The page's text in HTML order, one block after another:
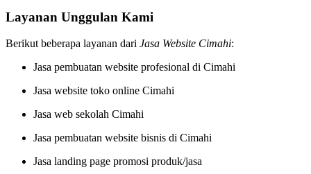
Layanan Unggulan Kami
Berikut beberapa layanan dari Jasa Website Cimahi:
Jasa pembuatan website profesional di Cimahi
Jasa website toko online Cimahi
Jasa web sekolah Cimahi
Jasa pembuatan website bisnis di Cimahi
Jasa landing page promosi produk/jasa